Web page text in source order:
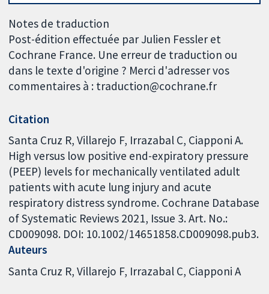
Notes de traduction
Post-édition effectuée par Julien Fessler et
Cochrane France. Une erreur de traduction ou
dans le texte d'origine ? Merci d'adresser vos
commentaires à : traduction@cochrane.fr
Citation
Santa Cruz R, Villarejo F, Irrazabal C, Ciapponi A.
High versus low positive end-expiratory pressure
(PEEP) levels for mechanically ventilated adult
patients with acute lung injury and acute
respiratory distress syndrome. Cochrane Database
of Systematic Reviews 2021, Issue 3. Art. No.:
CD009098. DOI: 10.1002/14651858.CD009098.pub3.
Auteurs
Santa Cruz R Villarejo F Irrazabal C Ciapponi A